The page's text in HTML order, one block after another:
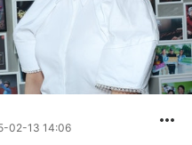
02-13 14:06